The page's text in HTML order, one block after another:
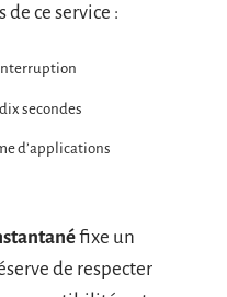
ce service :
secondes
d’applications
fixe un
de respecter